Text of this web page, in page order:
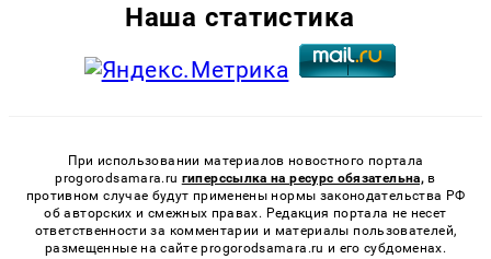
Наша статистика
При использовании материалов новостного портала
progorodsamara.ru гиперссылка на ресурс обязательна, в
противном случае будут применены нормы законодательства РФ
об авторских и смежных правах. Редакция портала не несет
ответственности за комментарии и материалы пользователей,
размещенные на сайте progorodsamara.ru и его субдоменах.